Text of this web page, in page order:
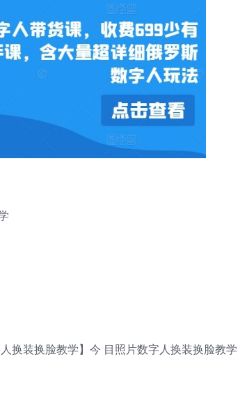
换装换脸教学】今 目照片数字人换装换脸教学